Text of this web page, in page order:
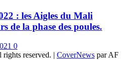
: les Aigles du Mali
de la phase des poules.
0
reserved. | CoverNews par AF